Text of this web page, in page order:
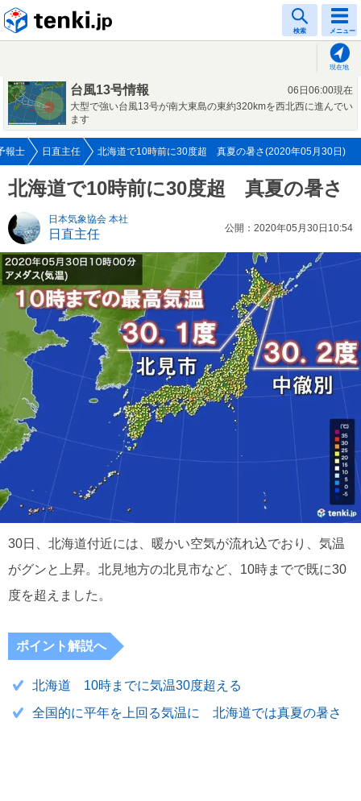
検索 メニュー
現在地
台風13号情報
06日06:00現在
大型で強い台風13号が南大東島の東約320kmを西北西に進んでい
ます
報士 日直主任 北海道で10時前に30度超 真夏の暑さ(2020年05月30日)
北海道で10時前に30度超 真夏の暑さ
日本気象協会 本社
日直主任 公開：2020年05月30日10:54
30日、北海道付近には、暖かい空気が流れ込でおり、気温
がグンと上昇。北見地方の北見市など、10時までで既に30
度を超えました。
ポイント解説へ
北海道 10時までに気温30度超える
全国的に平年を上回る気温に 北海道では真夏の暑さ